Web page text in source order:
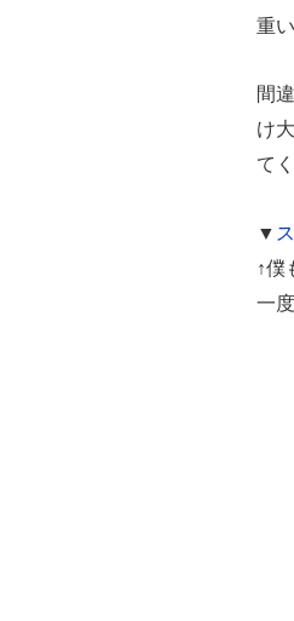
重
間
け
て
▼
↑僕
一